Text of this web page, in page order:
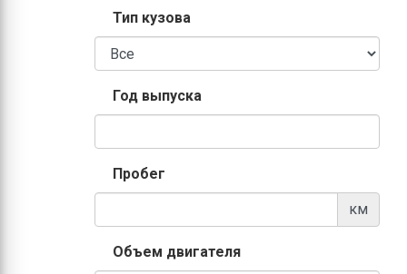
Тип кузова
Год выпуска
Пробег
км
Объем двигателя